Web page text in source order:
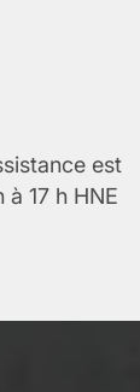
est
17 h HNE